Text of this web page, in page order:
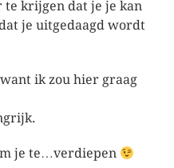
te krijgen dat je je kan
je uitgedaagd wordt
ik zou hier graag
je te…verdiepen